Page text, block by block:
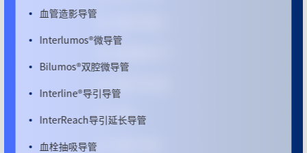
血管造影导管
Interlumos®微导管
Bilumos®双腔微导管
Interline®导引导管
InterReach导引延长导管
血栓抽吸导管
MPO